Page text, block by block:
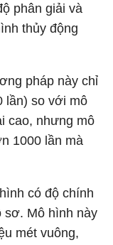
phân giải và
thủy động
pháp này chỉ
lần) so với mô
cao, nhưng mô
1000 lần mà
có độ chính
sơ. Mô hình này
mét vuông,